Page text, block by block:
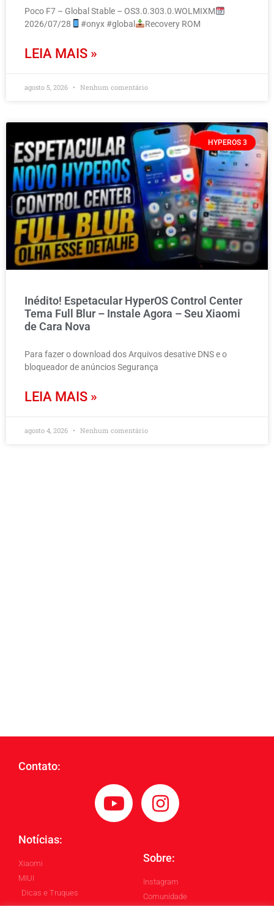
Poco F7 – Global Stable – OS3.0.303.0.WOLMIXM
2026/07/28
#onyx #global Recovery ROM
LEIA MAIS »
agosto 5, 2026 Nenhum comentário
HYPEROS 3
Inédito! Espetacular HyperOS Control Center
Tema Full Blur – Instale Agora – Seu Xiaomi
de Cara Nova
Para fazer o download dos Arquivos desative DNS e o
bloqueador de anúncios Segurança
LEIA MAIS »
agosto 4, 2026 Nenhum comentário
Contato:
Notícias:
Xiaomi
MIUI
Dicas e Truques
Sobre:
Instagram
Comunidade